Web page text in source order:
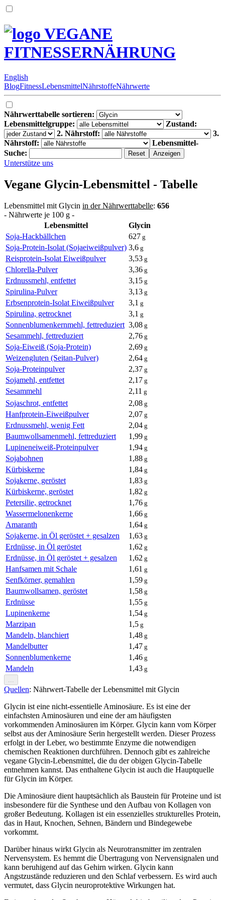
VEGANE
FITNESSERNÄHRUNG
English
BlogFitnessLebensmittelNährstoffeNährwerte
Nährwerttabelle sortieren:
Lebensmittelgruppe:
Zustand:
2. Nährstoff:
3.
Nährstoff:
Lebensmittel-
Suche:
Unterstütze uns
Vegane Glycin-Lebensmittel - Tabelle
Lebensmittel mit Glycin in der Nährwerttabelle: 656
- Nährwerte je 100 g -
Lebensmittel
Glycin
Soja-Hackbällchen
627 g
Soja-Protein-Isolat (Sojaeiweißpulver) 3,6 g
Reisprotein-Isolat Eiweißpulver 3,53 g
Chlorella-Pulver 3,36 g
Erdnussmehl, entfettet 3,15 g
Spirulina-Pulver 3,13 g
Erbsenprotein-Isolat Eiweißpulver 3,1 g
Spirulina, getrocknet 3,1 g
Sonnenblumenkernmehl, fettreduziert 3,08 g
Sesammehl, fettreduziert 2,76 g
Soja-Eiweiß (Soja-Protein) 2,69 g
Weizengluten (Seitan-Pulver) 2,64 g
Soja-Proteinpulver 2,37 g
Sojamehl, entfettet 2,17 g
Sesammehl 2,11 g
Sojaschrot, entfettet 2,08 g
Hanfprotein-Eiweißpulver 2,07 g
Erdnussmehl, wenig Fett 2,04 g
Baumwollsamenmehl, fettreduziert 1,99 g
Lupineneiweiß-Proteinpulver 1,94 g
Sojabohnen 1,88 g
Kürbiskerne 1,84 g
Sojakerne, geröstet 1,83 g
Kürbiskerne, geröstet 1,82 g
Petersilie, getrocknet 1,76 g
Wassermelonenkerne 1,66 g
Amaranth 1,64 g
Sojakerne, in Öl geröstet + gesalzen 1,63 g
Erdnüsse, in Öl geröstet 1,62 g
Erdnüsse, in Öl geröstet + gesalzen 1,62 g
Hanfsamen mit Schale 1,61 g
Senfkörner, gemahlen 1,59 g
Baumwollsamen, geröstet 1,58 g
Erdnüsse 1,55 g
Lupinenkerne 1,54 g
Marzipan 1,5 g
Mandeln, blanchiert 1,48 g
Mandelbutter 1,47 g
Sonnenblumenkerne 1,46 g
Mandeln 1,43 g
Quellen: Nährwert-Tabelle der Lebensmittel mit Glycin
Glycin ist eine nicht-essentielle Aminosäure. Es ist eine der
einfachsten Aminosäuren und eine der am häufigsten
vorkommenden Aminosäuren im Körper. Glycin kann vom Körper
selbst aus der Aminosäure Serin hergestellt werden. Dieser Prozess
erfolgt in der Leber, wo bestimmte Enzyme die notwendigen
chemischen Reaktionen durchführen. Dennoch gibt es zahlreiche
vegane Glycin-Lebensmittel, die du der obigen Glycin-Tabelle
entnehmen kannst. Das enthaltene Glycin ist auch die Hauptquelle
für Glycin im Körper.
Die Aminosäure dient hauptsächlich als Baustein für Proteine und ist
insbesondere für die Synthese und den Aufbau von Kollagen von
großer Bedeutung. Kollagen ist ein essenzielles strukturelles Protein,
das in Haut, Knochen, Sehnen, Bändern und Bindegewebe
vorkommt.
Darüber hinaus wirkt Glycin als Neurotransmitter im zentralen
Nervensystem. Es hemmt die Übertragung von Nervensignalen und
kann beruhigend auf das Gehirn wirken. Glycin kann
Angstzustände reduzieren und den Schlaf verbessern. Es wird auch
vermutet, dass Glycin neuroprotektive Wirkungen hat.